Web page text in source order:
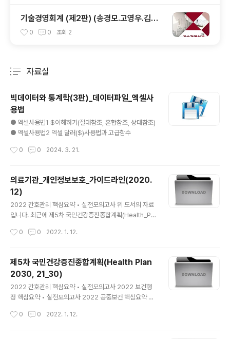
기술경영회계 (제2판) (송경모.고영우.김영
준)0 0 조회 2
자료실
빅데이터와 통계학(3판)_데이터파일_엑셀사
용법
● 엑셀사용법1 $이해하기(절대참조, 혼합참조, 상대참조)
● 엑셀사용법2 엑셀 달러($)사용법과 고급함수
0 0 2024. 3. 21.
의료기관_개인정보보호_가이드라인(2020.
12)
2022 간호관리 핵심요약 • 실전모의고사 위 도서의 자료
입니다. 최근에 제5차 국민건강증진종합계획(Health_Pla
제가 되고 있습니다. 특히, 세부적인 사항까지 꼭 정리하시
0 0 2022. 1. 12.
제5차 국민건강증진종합계획(Health Plan
2030, 21_30)
2022 간호관리 핵심요약 • 실전모의고사 2022 보건행
정 핵심요약 • 실전모의고사 2022 공중보건 핵심요약 •
민건강증진종합계획(Health_Plan 2030)에서도 출제가
0 0 2022. 1. 12.